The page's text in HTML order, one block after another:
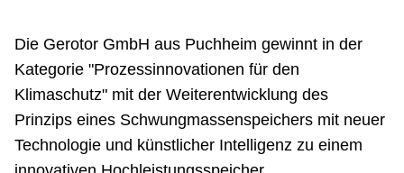
Die Gerotor GmbH aus Puchheim gewinnt in der
Kategorie "Prozessinnovationen für den
Klimaschutz" mit der Weiterentwicklung des
Prinzips eines Schwungmassenspeichers mit neuer
Technologie und künstlicher Intelligenz zu einem